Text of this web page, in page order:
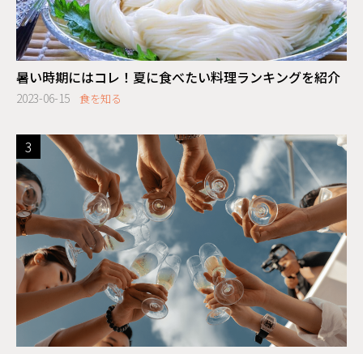
暑い時期にはコレ！夏に食べたい料理ランキングを紹介
2023-06-15 食を知る